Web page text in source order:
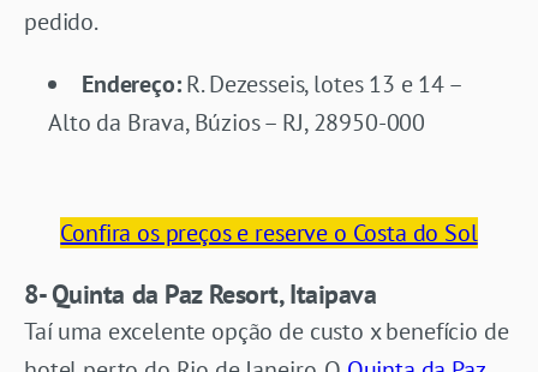
pedido.
Endereço:R. Dezesseis, lotes 13 e 14 –
Alto da Brava, Búzios – RJ, 28950-000
Confira os preços e reserve o Costa do Sol
8- Quinta da Paz Resort, Itaipava
Taí uma excelente opção de custo x benefício de